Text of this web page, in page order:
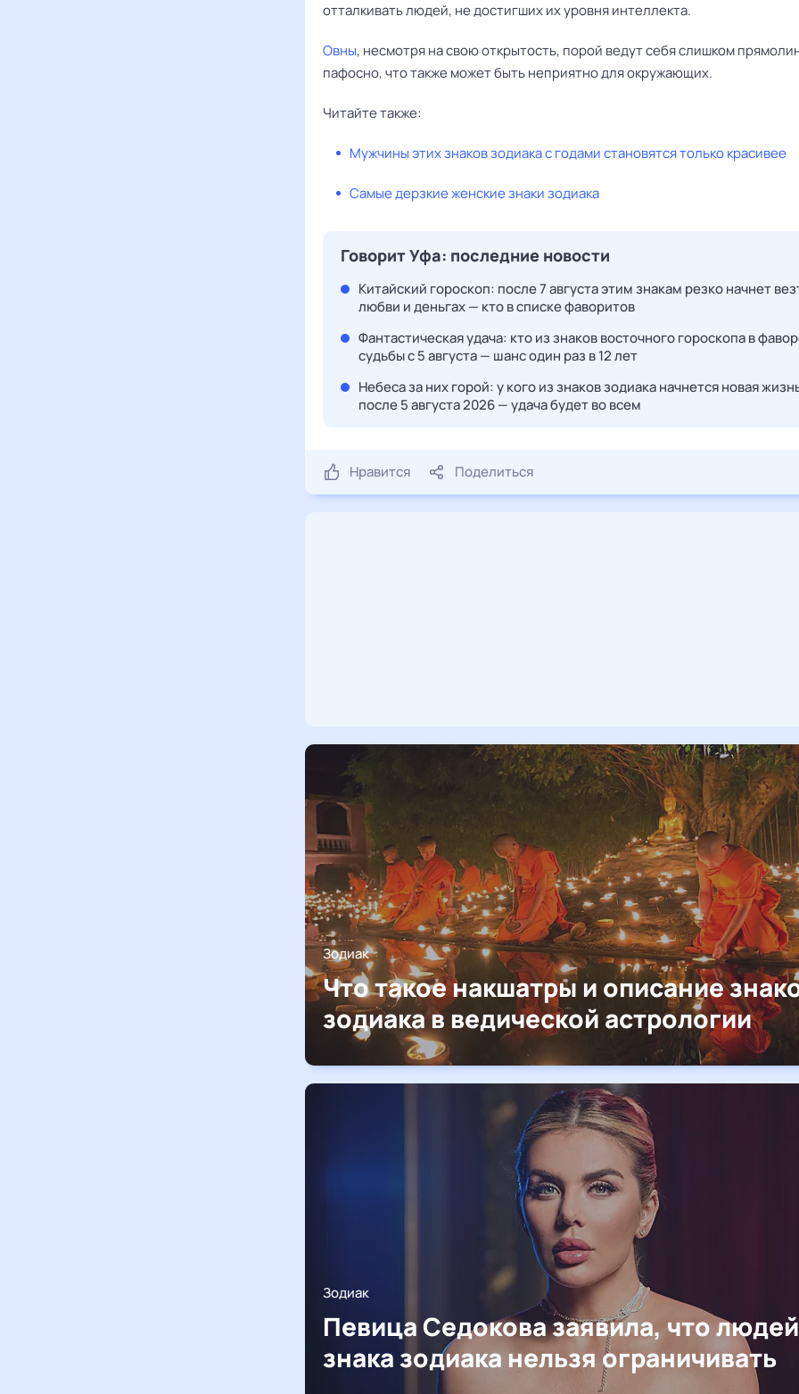
отталкивать людей, не достигших их уровня интеллекта.
Овны, несмотря на свою открытость, порой ведут себя слишком
пафосно, что также может быть неприятно для окружающих.
Читайте также:
Мужчины этих знаков зодиака с годами становятся только красивее
Самые дерзкие женские знаки зодиака
Говорит Уфа: последние новости
Китайский гороскоп: после 7 августа этим знакам резко начнет
любви и деньгах — кто в списке фаворитов
Фантастическая удача: кто из знаков восточного гороскопа в
судьбы с 5 августа — шанс один раз в 12 лет
Небеса за них горой: у кого из знаков зодиака начнется новая
после 5 августа 2026 — удача будет во всем
Нравится Поделиться
Зодиак
Что такое накшатры и описание
зодиака в ведической астрологии
Зодиак
Певица Седокова заявила, что
знака зодиака нельзя ограничивать